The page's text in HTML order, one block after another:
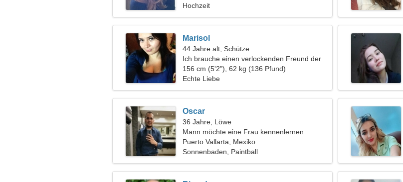
Hochzeit
Marisol
44 Jahre alt, Schütze
Ich brauche einen verlockenden Freund der
Familie
156 cm (5'2"), 62 kg (136 Pfund)
Echte Liebe
Oscar
36 Jahre, Löwe
Mann möchte eine Frau kennenlernen
Puerto Vallarta, Mexiko
Sonnenbaden, Paintball